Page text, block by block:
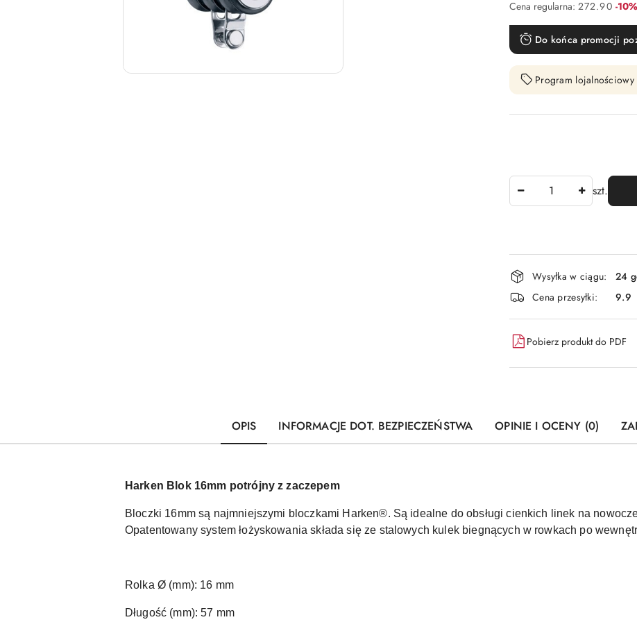
Cena regularna: 272.90 Rabat:
-10%
Do końca promocji
Program lojalnościowy
szt.
Dostępność
i
dostawa
Wysyłka w ciągu:
24
Cena przesyłki:
9.9
Pobierz produkt do PDF
OPIS INFORMACJE DOT. BEZPIECZEŃSTWA OPINIE I OCENY (0)
Harken Blok 16mm potrójny z zaczepem
Bloczki 16mm są najmniejszymi bloczkami Harken®. Są idealne do obsługi cienkich linek na
Opatentowany system łożyskowania składa się ze stalowych kulek biegnących w rowkach po
Rolka Ø (mm): 16 mm
Długość (mm): 57 mm